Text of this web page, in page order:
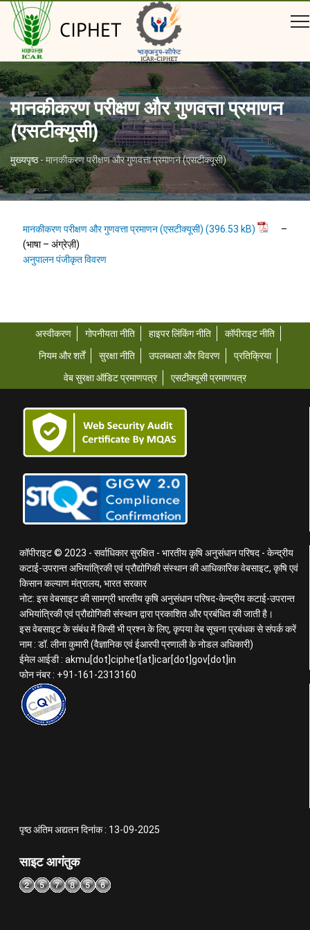
CIPHET
मानकीकरण परीक्षण और गुणवत्ता प्रमाणन
(एसटीक्यूसी)
मुख्यपृष्ठ -मानकीकरण परीक्षण और गुणवत्ता प्रमाणन (एसटीक्यूसी)
मानकीकरण परीक्षण और गुणवत्ता प्रमाणन (एसटीक्यूसी)
–
(भाषा – अंग्रेज़ी)
अनुपालन पंजीकृत विवरण
अस्वीकरण गोपनीयता नीति हाइपर लिंकिंग नीति
कॉपीराइट नीति
नियम और शर्तें
सुरक्षा नीति उपलब्धता और विवरण
प्रतिक्रिया
वेब सुरक्षा ऑडिट प्रमाणपत्र
एसटीक्यूसी प्रमाणपत्र
कॉपीराइट © 2023 - सर्वाधिकार सुरक्षित - भारतीय कृषि अनुसंधान परिषद - केन्द्रीय
कटाई-उपरान्त अभियांत्रिकी एवं प्रौद्योगिकी संस्थान की आधिकारिक वेबसाइट, कृषि एवं
किसान कल्याण मंत्रालय, भारत सरकार
नोट: इस वेबसाइट की सामग्री भारतीय कृषि अनुसंधान परिषद-केन्द्रीय कटाई-उपरान्त
अभियांत्रिकी एवं प्रौद्योगिकी संस्थान द्वारा प्रकाशित और प्रबंधित की जाती है।
इस वेबसाइट के संबंध में किसी भी प्रश्न के लिए, कृपया वेब सूचना प्रबंधक से संपर्क करें
नाम : डॉ. लीना कुमारी (वैज्ञानिक एवं ईआरपी प्रणाली के नोडल अधिकारी)
ईमेल आईडी : akmu[dot]ciphet[at]icar[dot]gov[dot]in
फोन नंबर : +91-161-2313160
पृष्ठ अंतिम अद्यतन दिनांक : 13-09-2025
साइट आगंतुक